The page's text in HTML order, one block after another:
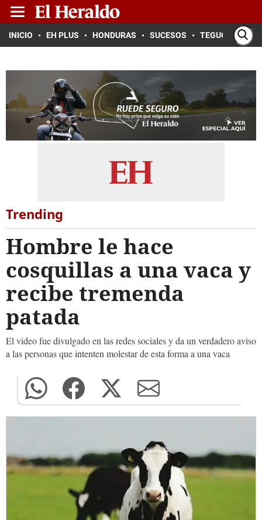
INICIO EH PLUS HONDURAS SUCESOS TEGUCIGALPA
Trending
Hombre le hace
cosquillas a una vaca y
recibe tremenda
patada
El video fue divulgado en las redes sociales y da un verdadero aviso
a las personas que intenten molestar de esta forma a una vaca